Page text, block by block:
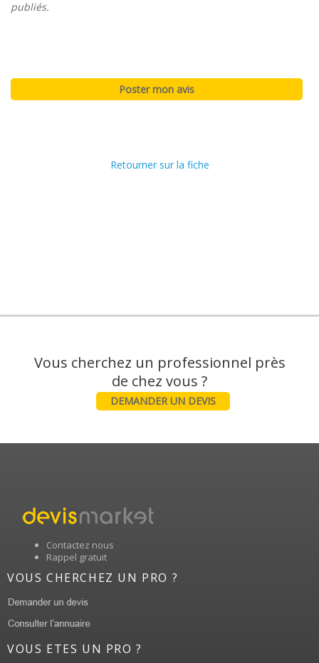
publiés.
Retourner sur la fiche
Vous cherchez un professionnel près
DEMANDER UN DEVIS
Contactez nous
Rappel gratuit
VOUS CHERCHEZ UN PRO ?
VOUS ETES UN PRO ?